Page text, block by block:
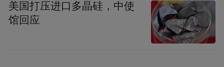
美国打压进口多晶硅，中使
馆回应